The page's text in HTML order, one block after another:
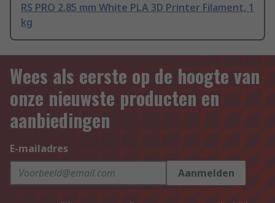
RS PRO 2.85 mm White PLA 3D Printer Filament, 1
kg
Wees als eerste op de hoogte van
onze nieuwste producten en
aanbiedingen
E-mailadres
Aanmelden